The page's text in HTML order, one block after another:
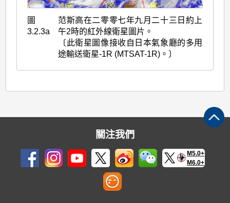
圖
3.2.3a
范斯高在二零零七年九月二十三日約上
午2時的紅外線衛星圖片。
〔此衛星圖像接收自日本氣象廳的多用
途輸送衛星-1R (MTSAT-1R)。〕
關注我們
M5.0+
M6.0+